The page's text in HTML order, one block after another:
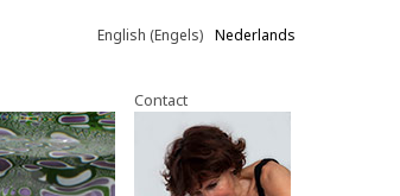
English (Engels) Nederlands
Contact